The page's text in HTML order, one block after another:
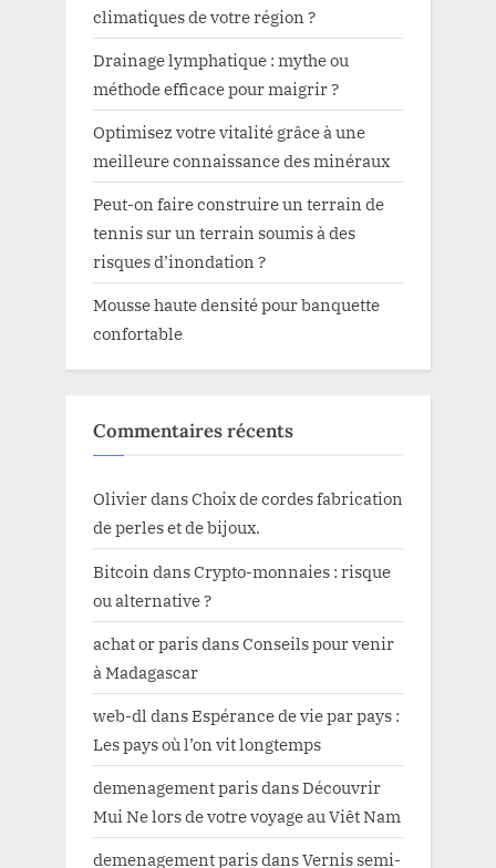
climatiques de votre région ?
Drainage lymphatique : mythe ou
méthode efficace pour maigrir ?
Optimisez votre vitalité grâce à une
meilleure connaissance des minéraux
Peut-on faire construire un terrain de
tennis sur un terrain soumis à des
risques d’inondation ?
Mousse haute densité pour banquette
confortable
Commentaires récents
OlivierdansChoix de cordes fabrication
de perles et de bijoux.
Bitcoin dansCrypto-monnaies : risque
ou alternative ?
achat or parisdansConseils pour venir
à Madagascar
web-dl dansEspérance de vie par pays :
Les pays où l’on vit longtemps
demenagement parisdansDécouvrir
Mui Ne lors de votre voyage au Viêt Nam
demenagement parisdansVernis semi-